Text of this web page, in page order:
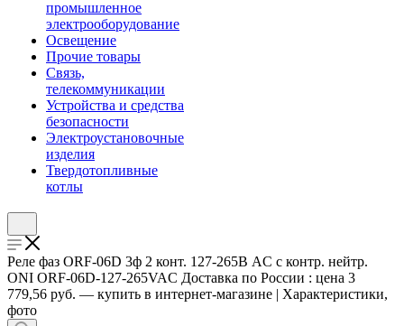
промышленное
электрооборудование
Освещение
Прочие товары
Связь,
телекоммуникации
Устройства и средства
безопасности
Электроустановочные
изделия
Твердотопливные
котлы
Реле фаз ORF-06D 3ф 2 конт. 127-265В AC с контр. нейтр.
ONI ORF-06D-127-265VAC Доставка по России : цена 3
779,56 руб. — купить в интернет-магазине | Характеристики,
фото